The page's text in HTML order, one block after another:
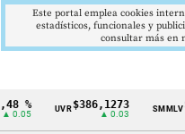
Cintillo
% UVR$386,1273
▲ 0.03
SMMLV
Este portal emplea cookies
estadísticos, funcionales y
consultar más en